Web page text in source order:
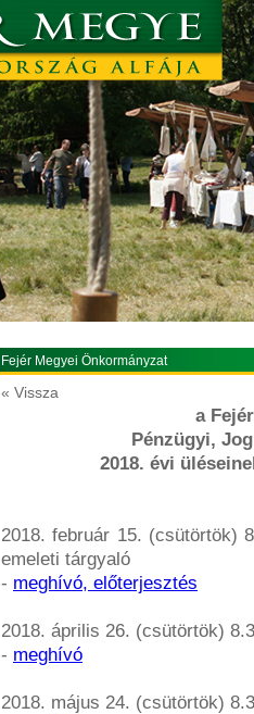
Fejér Megyei Önkormányzat
« Vissza
a
Pénzügyi,
2018. évi
2018. február 15. (csütörtök)
emeleti tárgyaló
- meghívó, előterjesztés
2018. április 26. (csütörtök)
- meghívó
2018. május 24. (csütörtök)